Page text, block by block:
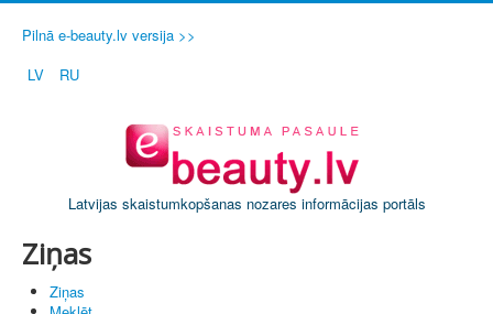
Pilnā e-beauty.lv versija >>
LV
RU
Latvijas skaistumkopšanas nozares informācijas portāls
Ziņas
Ziņas